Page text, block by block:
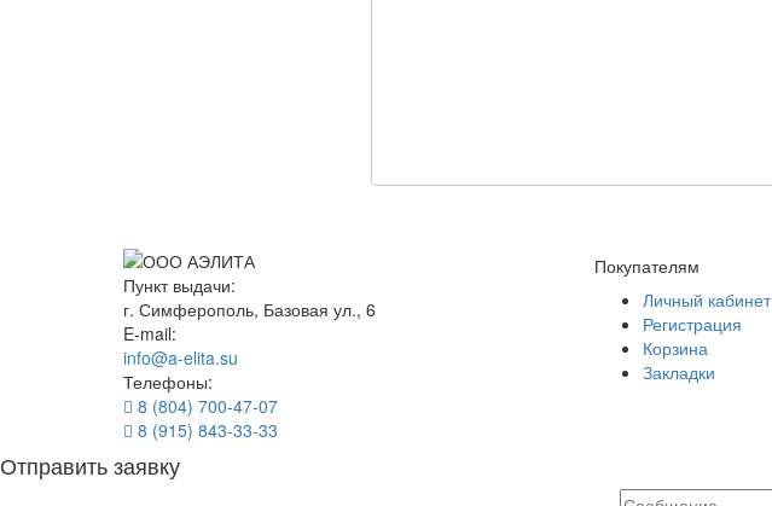
Пункт выдачи:
г. Симферополь, Базовая ул., 6
E-mail:
info@a-elita.su
Телефоны:
8 (804) 700-47-07
8 (915) 843-33-33
Покупателям
Личный кабинет
Регистрация
Корзина
Закладки
Отправить заявку